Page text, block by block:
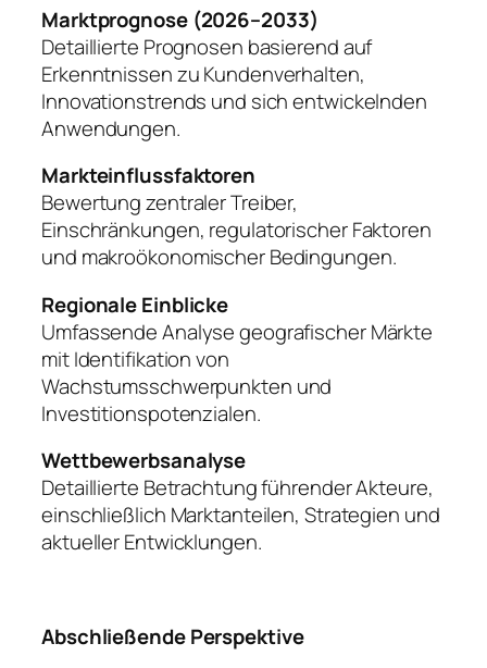
Marktprognose (2026–2033)
Detaillierte Prognosen basierend auf
Erkenntnissen zu Kundenverhalten,
Innovationstrends und sich entwickelnden
Anwendungen.
Markteinflussfaktoren
Bewertung zentraler Treiber,
Einschränkungen, regulatorischer Faktoren
und makroökonomischer Bedingungen.
Regionale Einblicke
Umfassende Analyse geografischer Märkte
mit Identifikation von
Wachstumsschwerpunkten und
Investitionspotenzialen.
Wettbewerbsanalyse
Detaillierte Betrachtung führender Akteure,
einschließlich Marktanteilen, Strategien und
aktueller Entwicklungen.
Abschließende Perspektive